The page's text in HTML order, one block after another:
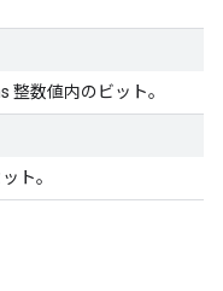
整数値内のビット。
ト。